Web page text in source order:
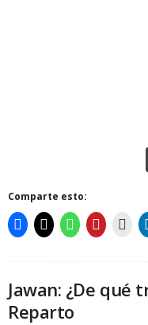
Comparte esto:
Jawan: ¿De qué
Reparto